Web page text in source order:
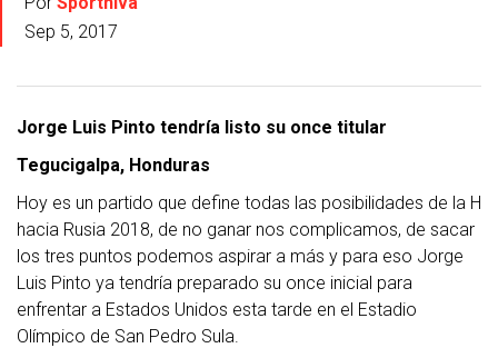
Sep 5, 2017
Jorge Luis Pinto tendría listo su once titular
Tegucigalpa, Honduras
Hoy es un partido que define todas las posibilidades de la H
hacia Rusia 2018, de no ganar nos complicamos, de sacar
los tres puntos podemos aspirar a más y para eso Jorge
Luis Pinto ya tendría preparado su once inicial para
enfrentar a Estados Unidos esta tarde en el Estadio
Olímpico de San Pedro Sula.